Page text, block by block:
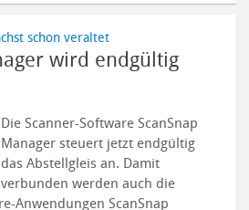
schon veraltet
wird endgültig
Die Scanner-Software ScanSnap
Manager steuert jetzt endgültig
das Abstellgleis an. Damit
verbunden werden auch die
Anwendungen ScanSnap